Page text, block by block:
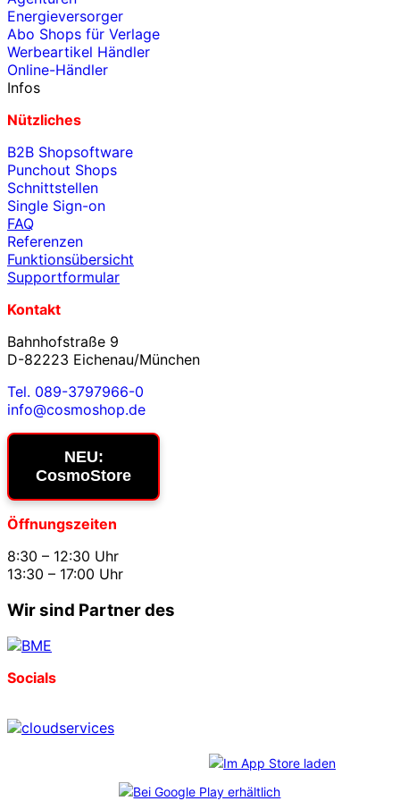
Energieversorger
Abo Shops für Verlage
Werbeartikel Händler
Online-Händler
Infos
Nützliches
B2B Shopsoftware
Punchout Shops
Schnittstellen
Single Sign-on
FAQ
Referenzen
Funktionsübersicht
Supportformular
Kontakt
Bahnhofstraße 9
D-82223 Eichenau/München
Tel. 089-3797966-0
info@cosmoshop.de
NEU:
CosmoStore
Öffnungszeiten
8:30 – 12:30 Uhr
13:30 – 17:00 Uhr
Wir sind Partner des
Socials